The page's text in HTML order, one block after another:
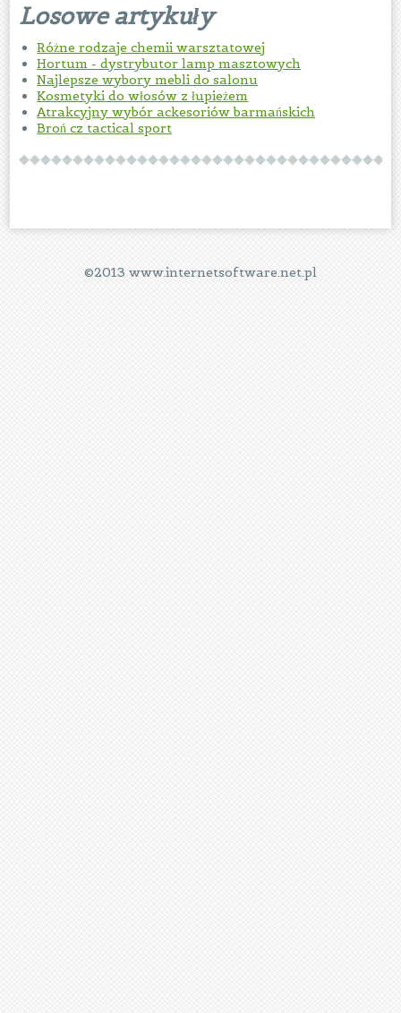
Losowe artykuły
Różne rodzaje chemii warsztatowej
Hortum - dystrybutor lamp masztowych
Najlepsze wybory mebli do salonu
Kosmetyki do włosów z łupieżem
Atrakcyjny wybór ackesoriów barmańskich
Broń cz tactical sport
©2013 www.internetsoftware.net.pl